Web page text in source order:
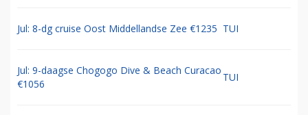
Jul: 8-dg cruise Oost Middellandse Zee €1235 TUI
Jul: 9-daagse Chogogo Dive & Beach Curacao
€1056
TUI